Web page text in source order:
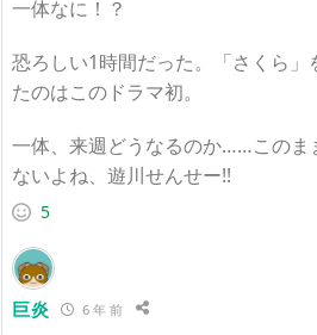
一体なに！？
恐ろしい1時間だった。「さくら
たのはこのドラマ初。
一体、来週どうなるのか……このま
ないよね、遊川せんせー!!
5
巨炎 6 年 前